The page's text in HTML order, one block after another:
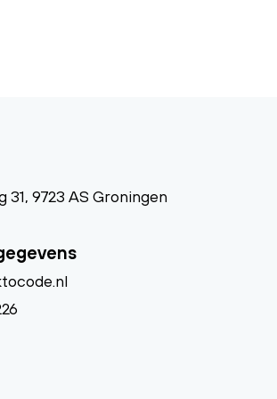
31, 9723 AS Groningen